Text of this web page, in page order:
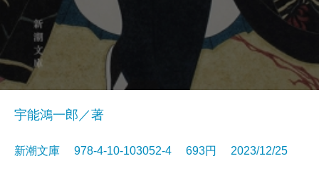
宇能鴻一郎／著
新潮文庫 978-4-10-103052-4 693円 2023/12/25